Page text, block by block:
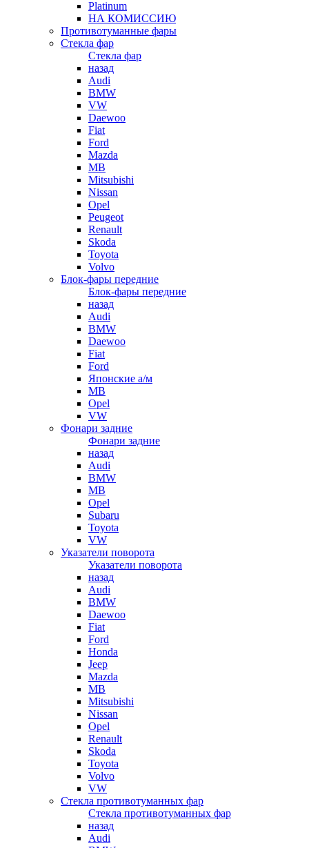
Platinum
НА КОМИССИЮ
Противотуманные фары
Стекла фар
Стекла фар
назад
Audi
BMW
VW
Daewoo
Fiat
Ford
Mazda
MB
Mitsubishi
Nissan
Opel
Peugeot
Renault
Skoda
Toyota
Volvo
Блок-фары передние
Блок-фары передние
назад
Audi
BMW
Daewoo
Fiat
Ford
Японские а/м
MB
Opel
VW
Фонари задние
Фонари задние
назад
Audi
BMW
MB
Opel
Subaru
Toyota
VW
Указатели поворота
Указатели поворота
назад
Audi
BMW
Daewoo
Fiat
Ford
Honda
Jeep
Mazda
MB
Mitsubishi
Nissan
Opel
Renault
Skoda
Toyota
Volvo
VW
Стекла противотуманных фар
Стекла противотуманных фар
назад
Audi